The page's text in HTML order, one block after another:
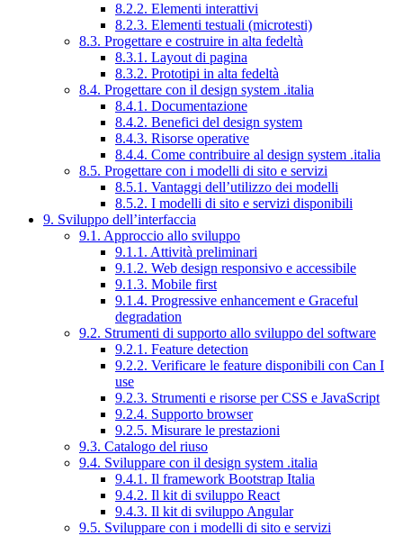
8.2.2. Elementi interattivi
8.2.3. Elementi testuali (microtesti)
8.3. Progettare e costruire in alta fedeltà
8.3.1. Layout di pagina
8.3.2. Prototipi in alta fedeltà
8.4. Progettare con il design system .italia
8.4.1. Documentazione
8.4.2. Benefici del design system
8.4.3. Risorse operative
8.4.4. Come contribuire al design system .italia
8.5. Progettare con i modelli di sito e servizi
8.5.1. Vantaggi dell’utilizzo dei modelli
8.5.2. I modelli di sito e servizi disponibili
9. Sviluppo dell’interfaccia
9.1. Approccio allo sviluppo
9.1.1. Attività preliminari
9.1.2. Web design responsivo e accessibile
9.1.3. Mobile first
9.1.4. Progressive enhancement e Graceful
degradation
9.2. Strumenti di supporto allo sviluppo del software
9.2.1. Feature detection
9.2.2. Verificare le feature disponibili con Can I
use
9.2.3. Strumenti e risorse per CSS e JavaScript
9.2.4. Supporto browser
9.2.5. Misurare le prestazioni
9.3. Catalogo del riuso
9.4. Sviluppare con il design system .italia
9.4.1. Il framework Bootstrap Italia
9.4.2. Il kit di sviluppo React
9.4.3. Il kit di sviluppo Angular
9.5. Sviluppare con i modelli di sito e servizi